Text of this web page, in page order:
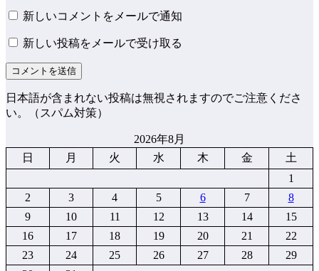
新しいコメントをメールで通知
新しい投稿をメールで受け取る
日本語が含まれない投稿は無視されますのでご注意くださ
い。（スパム対策）
2026年8月
日
月 火 水 木 金
土
1
2
3 4 5 6 7
8
9
10 11 12 13 14
15
16
17 18 19 20 21
22
23
24 25 26 27 28
29